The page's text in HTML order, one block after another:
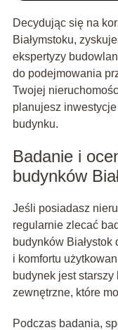
Decydując się na
Białymstoku,
ekspertyzy
do podejmowania
Twojej
planujesz
budynku.
Badanie i
budynków
Jeśli posiadasz
regularnie zlecać
budynków
i komfortu
budynek jest starszy
zewnętrzne, które
Podczas badania,